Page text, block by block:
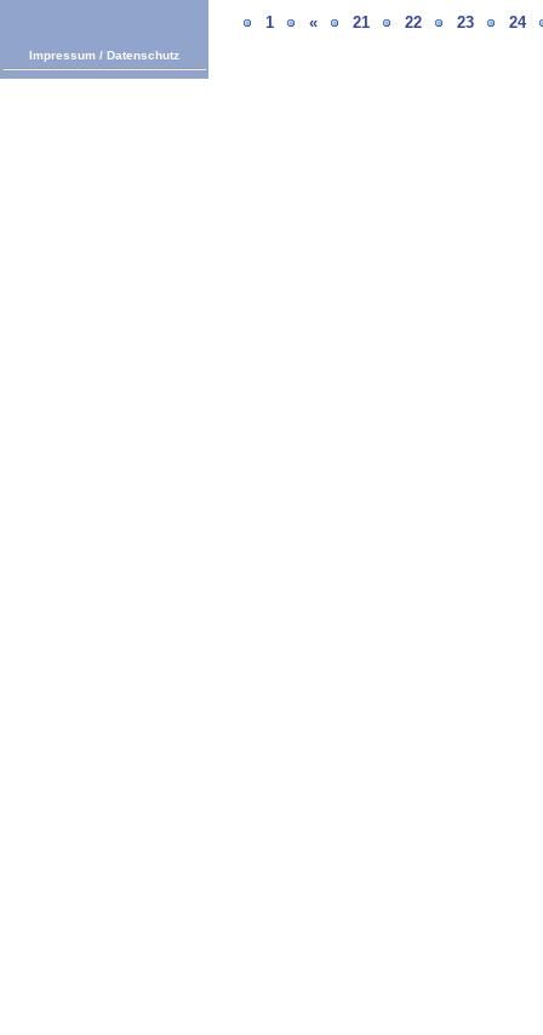
1 « 21 22 23 24
Impressum / Datenschutz